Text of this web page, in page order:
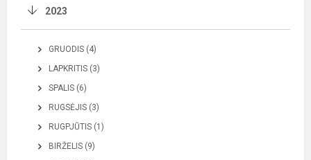
2023
GRUODIS (4)
LAPKRITIS (3)
SPALIS (6)
RUGSĖJIS (3)
RUGPJŪTIS (1)
BIRŽELIS (9)